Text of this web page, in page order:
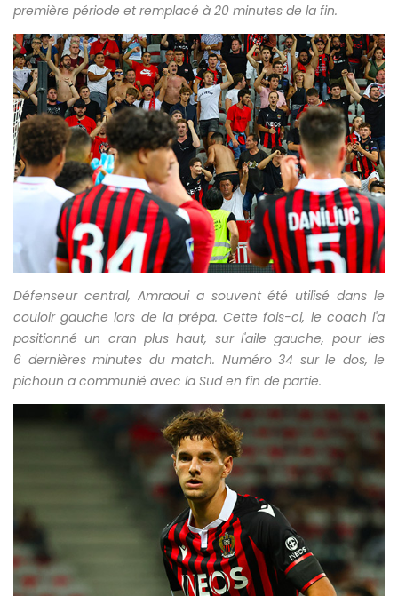
première période et remplacé à 20 minutes de la fin.
Défenseur central, Amraoui a souvent été utilisé dans le
couloir gauche lors de la prépa. Cette fois-ci, le coach l'a
positionné un cran plus haut, sur l'aile gauche, pour les
6 dernières minutes du match. Numéro 34 sur le dos, le
pichoun a communié avec la Sud en fin de partie.